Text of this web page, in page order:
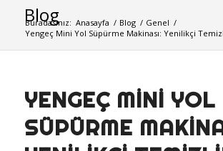
Blog
Buradasınız: Anasayfa / Blog / Genel /
Yengeç Mini Yol Süpürme Makinası: Yenilikçi
YENGEÇ MINI YOL
SÜPÜRME